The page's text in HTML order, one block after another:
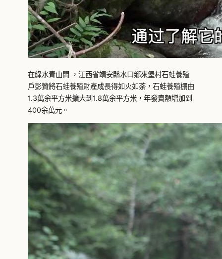
在綠水青山間 ，江西省靖安縣水口鄉來堡村石蛙養殖
戶彭贊將石蛙養殖財產成長得如火如荼，石蛙養殖棚由
1.3萬余平方米擴大到1.8萬余平方米，年發賣額增加到
400余萬元。